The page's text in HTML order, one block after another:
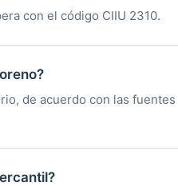
con el código CIIU 2310.
de acuerdo con las fuentes